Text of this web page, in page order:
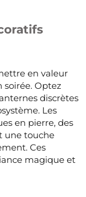
en valeur
Optez
discrètes
Les
en pierre, des
une touche
Ces
magique et